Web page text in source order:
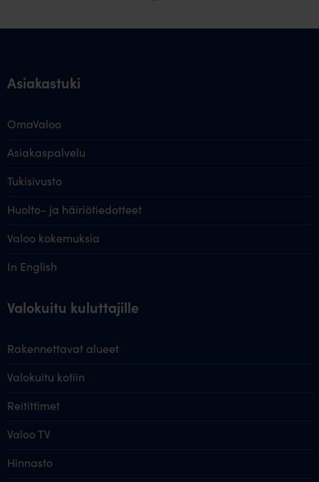
Asiakastuki
OmaValoo
Asiakaspalvelu
Tukisivusto
Huolto- ja häiriötiedotteet
Valoo kokemuksia
In English
Valokuitu kuluttajille
Rakennettavat alueet
Valokuitu kotiin
Reitittimet
Valoo TV
Hinnasto